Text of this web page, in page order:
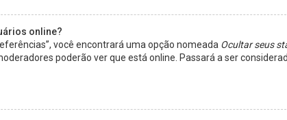
online?
você encontrará uma opção nomeada Ocultar seus
poderão ver que está online. Passará a ser